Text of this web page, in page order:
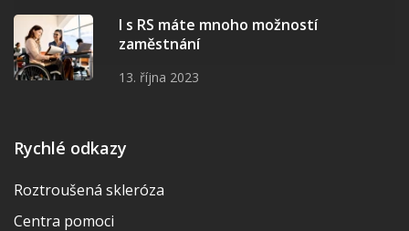
I s RS máte mnoho možností
zaměstnání
13. října 2023
Rychlé odkazy
Roztroušená skleróza
Centra pomoci